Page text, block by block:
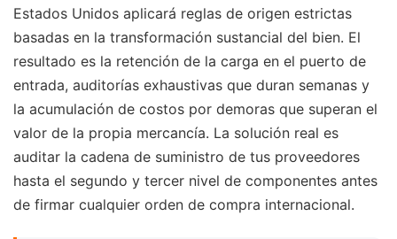
Estados Unidos aplicará reglas de origen estrictas
basadas en la transformación sustancial del bien. El
resultado es la retención de la carga en el puerto de
entrada, auditorías exhaustivas que duran semanas y
la acumulación de costos por demoras que superan el
valor de la propia mercancía. La solución real es
auditar la cadena de suministro de tus proveedores
hasta el segundo y tercer nivel de componentes antes
de firmar cualquier orden de compra internacional.